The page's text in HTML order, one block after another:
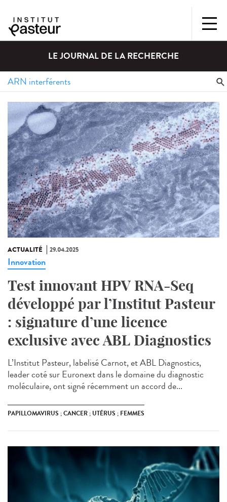
LE JOURNAL DE LA RECHERCHE
ACTUALITÉ 29.04.2025
Innovation
Test innovant HPV RNA-Seq
développé par l’Institut Pasteur
: signature d’une licence
exclusive avec ABL Diagnostics
L’Institut Pasteur, labelisé Carnot, et ABL Diagnostics,
leader coté sur Euronext dans le domaine du diagnostic
moléculaire, ont signé récemment un accord de...
PAPILLOMAVIRUS ; CANCER ; UTÉRUS ; FEMMES